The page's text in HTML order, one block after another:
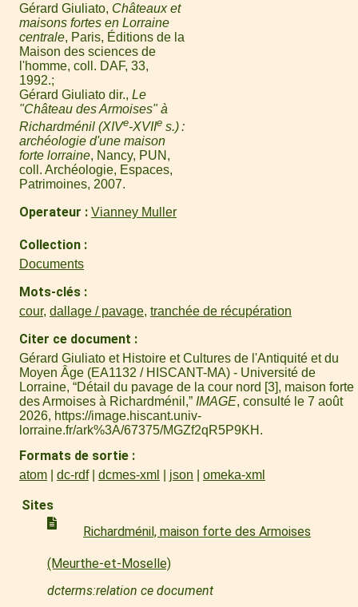
Gérard Giuliato, Châteaux et
maisons fortes en Lorraine
centrale, Paris, Éditions de la
Maison des sciences de
l'homme, coll. DAF, 33,
1992.
Gérard Giuliato dir., Le
"Château des Armoises" à
Richardménil (XIVe-XVIIe s.) :
archéologie d'une maison
forte lorraine, Nancy, PUN,
coll. Archéologie, Espaces,
Patrimoines, 2007.
Operateur Vianney Muller
Collection
Documents
Mots-clés
cour, dallage / pavage, tranchée de récupération
Citer ce document
Gérard Giuliato et Histoire et Cultures de l'Antiquité et du
Moyen Âge (EA1132 / HISCANT-MA) - Université de
Lorraine, “Détail du pavage de la cour nord [3], maison forte
des Armoises à Richardménil,” IMAGE, consulté le 7 août
2026, https://image.hiscant.univ-
lorraine.fr/ark%3A/67375/MGZf2qR5P9KH .
Formats de sortie
atom dc-rdf dcmes-xml json omeka-xml
Sites
Richardménil, maison forte des Armoises
(Meurthe-et-Moselle)
dcterms:relation ce document